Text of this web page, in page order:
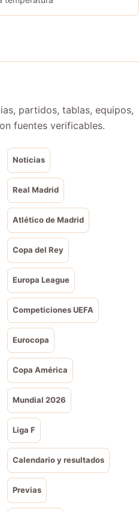
partidos, tablas, equipos,
fuentes verificables.
Noticias
Real Madrid
Atlético de Madrid
Copa del Rey
Europa League
Competiciones UEFA
Eurocopa
Copa América
Mundial 2026
Liga F
Calendario y resultados
Previas